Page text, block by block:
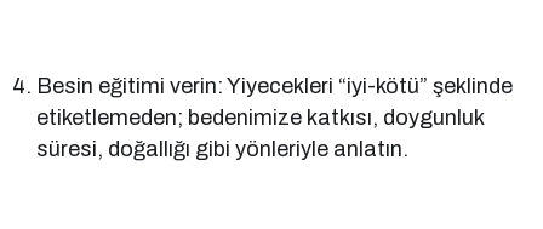
Besin eğitimi verin: Yiyecekleri “iyi-kötü” şeklinde
etiketlemeden; bedenimize katkısı, doygunluk
süresi, doğallığı gibi yönleriyle anlatın.